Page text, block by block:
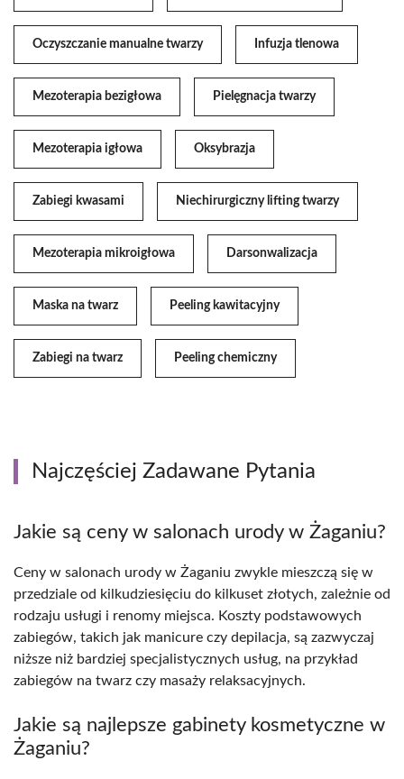
Oczyszczanie manualne twarzy Infuzja tlenowa
Mezoterapia bezigłowa Pielęgnacja twarzy
Mezoterapia igłowa Oksybrazja
Zabiegi kwasami Niechirurgiczny lifting twarzy
Mezoterapia mikroigłowa Darsonwalizacja
Maska na twarz Peeling kawitacyjny
Zabiegi na twarz Peeling chemiczny
Najczęściej Zadawane Pytania
Jakie są ceny w salonach urody w Żaganiu?
Ceny w salonach urody w Żaganiu zwykle mieszczą się w
przedziale od kilkudziesięciu do kilkuset złotych, zależnie od
rodzaju usługi i renomy miejsca. Koszty podstawowych
zabiegów, takich jak manicure czy depilacja, są zazwyczaj
niższe niż bardziej specjalistycznych usług, na przykład
zabiegów na twarz czy masaży relaksacyjnych.
Jakie są najlepsze gabinety kosmetyczne w
Żaganiu?